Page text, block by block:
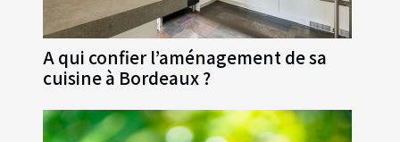
A qui confier l’aménagement de sa
cuisine à Bordeaux ?